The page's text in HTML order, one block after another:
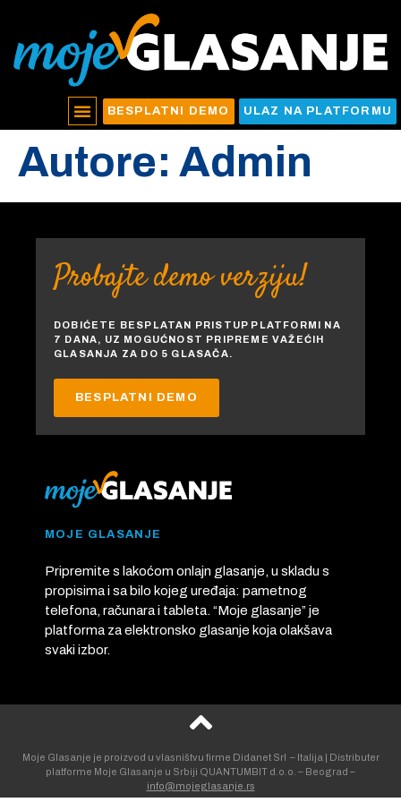
BESPLATNI DEMO ULAZ NA PLATFORMU
Autore: Admin
MOJE GLASANJE
Pripremite s lakoćom onlajn glasanje, u skladu s
propisima i sa bilo kojeg uređaja: pametnog
telefona, računara i tableta. “Moje glasanje” je
platforma za elektronsko glasanje koja olakšava
svaki izbor.
Probajte demo verziju!
DOBIĆETE BESPLATAN PRISTUP PLATFORMI NA
7 DANA, UZ MOGUĆNOST PRIPREME VAŽEĆIH
GLASANJA ZA DO 5 GLASAČA.
BESPLATNI DEMO
Moje Glasanje je proizvod u vlasništvu firme Didanet Srl – Italija | Distributer
platforme Moje Glasanje u Srbiji QUANTUMBIT d.o.o. – Beograd –
info@mojeglasanje.rs